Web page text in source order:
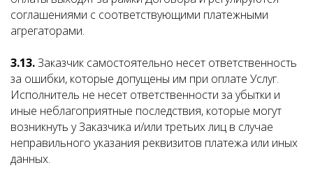
соглашениями с соответствующими платежными
агрегаторами.
3.13.Заказчик самостоятельно несет ответственность
за ошибки, которые допущены им при оплате Услуг.
Исполнитель не несет ответственности за убытки и
иные неблагоприятные последствия, которые могут
возникнуть у Заказчика и/или третьих лиц в случае
неправильного указания реквизитов платежа или иных
данных.